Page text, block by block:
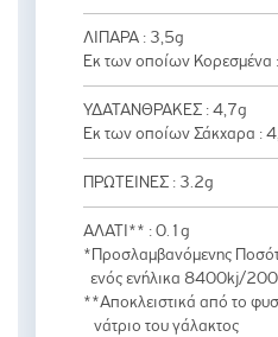
ΛΙΠΑΡΑ : 3,5g
Εκ των οποίων Κορεσμένα
ΥΔΑΤΑΝΘΡΑΚΕΣ : 4,7g
Εκ των οποίων Σάκχαρα :
ΠΡΩΤΕΙΝΕΣ : 3.2g
ΑΛΑΤΙ** : 0.1g
*Προσλαμβανόμενης
ενός ενήλικα 8400kj/
**Αποκλειστικά από το
νάτριο του γάλακτος